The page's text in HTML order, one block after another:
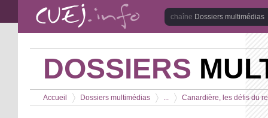
Aller au contenu principal
Dossiers multimédias
DOSSIERS
Vous êtes ici
Accueil
>
Dossiers multimédias
>
...
>
Canardière, les défis du